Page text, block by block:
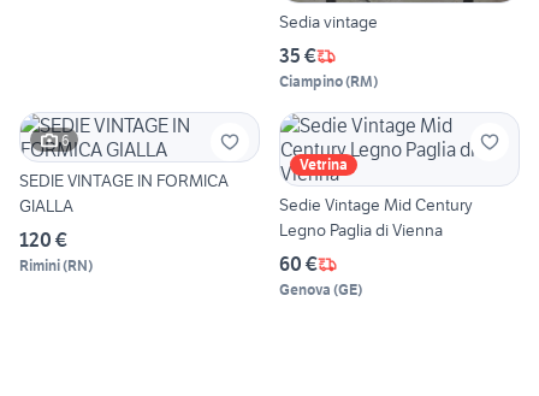
Sedia vintage
35 €
Ciampino(RM)
6
SEDIE VINTAGE IN FORMICA
GIALLA
120 €
Rimini(RN)
Vetrina
Sedie Vintage Mid Century
Legno Paglia di Vienna
60 €
Genova (GE)